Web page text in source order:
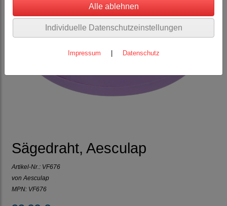
Sägedraht, Aesculap
Artikel-Nr.: VF676
von Aesculap
MPN: VF676
Individuelle Datenschutzeinstellungen
Impressum Datenschutz